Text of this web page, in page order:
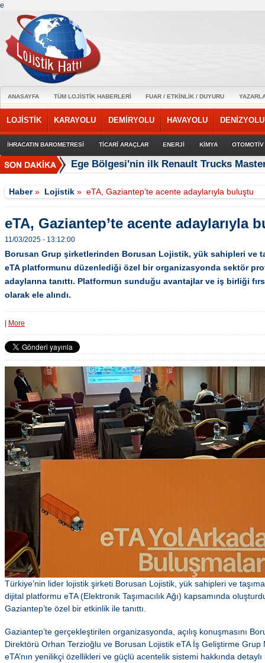
e
ANASAYFA TÜM LOJİSTİK HABERLERİ FUAR / ETKİNLİK / DUYURU
LOJİSTİK KARAYOLU DEMİRYOLU HAVAYOLU DENİZYOLU
İHRACATIN BAROMETRESİ TİCARİ ARAÇLAR ENERJİ KİMYA OTOMOTİV
Ege Bölgesi'nin ilk Renault Trucks
Haber» Lojistik »eTA, Gaziantep’te acente adaylarıyla buluştu
eTA, Gaziantep’te acente adaylarıyla
11/03/2025 - 13:12:00
Borusan Grup şirketlerinden Borusan Lojistik, yük sahipleri ve
eTA platformunu düzenlediği özel bir organizasyonda sektör
adaylarına tanıttı. Platformun sunduğu avantajlar ve iş birliği
olarak ele alındı.
More
Türkiye’nin lider lojistik şirketi Borusan Lojistik, yük sahipleri ve
dijital platformu eTA (Elektronik Taşımacılık Ağı) kapsamında
Gaziantep’te özel bir etkinlik ile tanıttı.
Gaziantep’te gerçekleştirilen organizasyonda, açılış konuşmasını
Direktörü Orhan Terzioğlu ve Borusan Lojistik eTA İş Geliştirme Grup
eTA’nın yenilikçi özellikleri ve güçlü acentelik sistemi hakkında